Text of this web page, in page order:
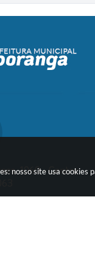
nosso site usa cookies
1060 - Centro